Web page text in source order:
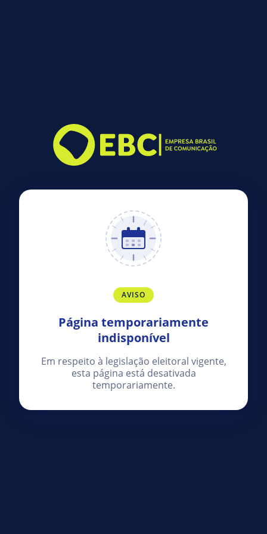
AVISO
Página temporariamente
indisponível
Em respeito à legislação eleitoral vigente,
esta página está desativada
temporariamente.